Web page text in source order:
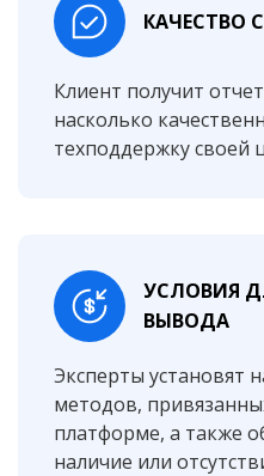
КАЧЕСТВО
Клиент получит
насколько
техподдержку своей
УСЛОВИЯ
ВЫВОДА
Эксперты установят
методов,
платформе, а также
наличие или